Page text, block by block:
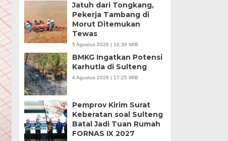
Jatuh dari Tongkang,
Pekerja Tambang di
Morut Ditemukan
Tewas
5 Agustus 2026 | 16:39 WIB
BMKG Ingatkan Potensi
Karhutla di Sulteng
4 Agustus 2026 | 17:25 WIB
Pemprov Kirim Surat
Keberatan soal Sulteng
Batal Jadi Tuan Rumah
FORNAS IX 2027